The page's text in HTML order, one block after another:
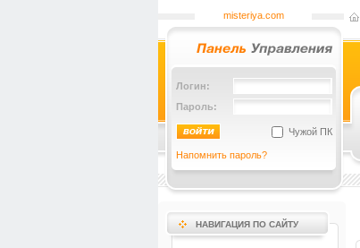
misteriya.com
Логин:
Пароль:
Чужой ПК
Напомнить пароль?
НАВИГАЦИЯ ПО САЙТУ